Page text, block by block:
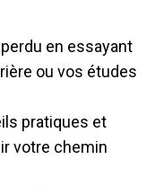
en essayant
ou vos études
pratiques et
votre chemin